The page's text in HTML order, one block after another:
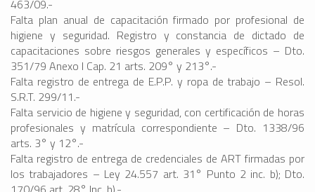
463/09.-
Falta plan anual de capacitación firmado por profesional de
higiene y seguridad. Registro y constancia de dictado de
capacitaciones sobre riesgos generales y específicos – Dto.
351/79 Anexo I Cap. 21 arts. 209° y 213°.-
Falta registro de entrega de E.P.P. y ropa de trabajo – Resol.
S.R.T. 299/11.-
Falta servicio de higiene y seguridad, con certificación de horas
profesionales y matrícula correspondiente – Dto. 1338/96
arts. 3° y 12°.-
Falta registro de entrega de credenciales de ART firmadas por
los trabajadores – Ley 24.557 art. 31° Punto 2 inc. b); Dto.